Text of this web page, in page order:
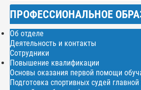
ПРОФЕССИОНАЛЬНОЕ
Об отделе
Деятельность и контакты
Сотрудники
Повышение квалификации
Основы оказания первой помощи
Подготовка спортивных судей